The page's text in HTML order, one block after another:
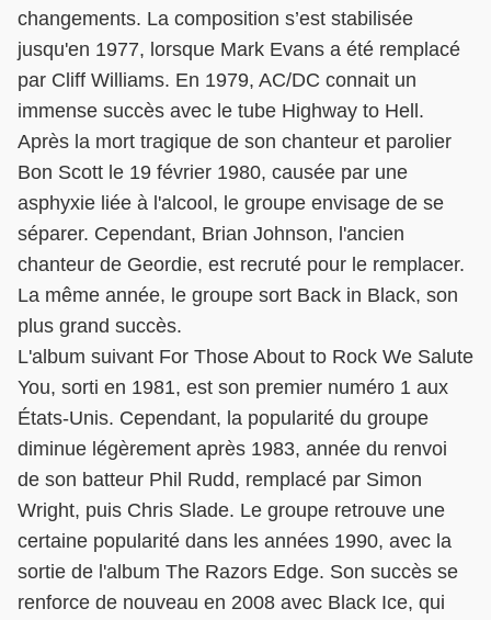
changements. La composition s’est stabilisée
jusqu'en 1977, lorsque Mark Evans a été remplacé
par Cliff Williams. En 1979, AC/DC connait un
immense succès avec le tube Highway to Hell.
Après la mort tragique de son chanteur et parolier
Bon Scott le 19 février 1980, causée par une
asphyxie liée à l'alcool, le groupe envisage de se
séparer. Cependant, Brian Johnson, l'ancien
chanteur de Geordie, est recruté pour le remplacer.
La même année, le groupe sort Back in Black, son
plus grand succès.
L'album suivant For Those About to Rock We Salute
You, sorti en 1981, est son premier numéro 1 aux
États-Unis. Cependant, la popularité du groupe
diminue légèrement après 1983, année du renvoi
de son batteur Phil Rudd, remplacé par Simon
Wright, puis Chris Slade. Le groupe retrouve une
certaine popularité dans les années 1990, avec la
sortie de l'album The Razors Edge. Son succès se
renforce de nouveau en 2008 avec Black Ice, qui